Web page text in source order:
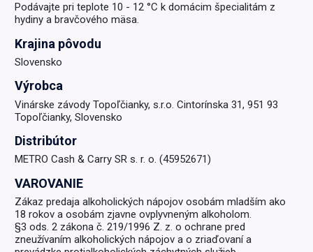
Podávajte pri teplote 10 - 12 °C k domácim špecialitám z
hydiny a bravčového mäsa.
Krajina pôvodu
Slovensko
Výrobca
Vinárske závody Topoľčianky, s.r.o. Cintorínska 31, 951 93
Topoľčianky, Slovensko
Distribútor
METRO Cash & Carry SR s. r. o. (45952671)
VAROVANIE
Zákaz predaja alkoholických nápojov osobám mladším ako
18 rokov a osobám zjavne ovplyvneným alkoholom.
§3 ods. 2 zákona č. 219/1996 Z. z. o ochrane pred
zneužívaním alkoholických nápojov a o zriaďovaní a